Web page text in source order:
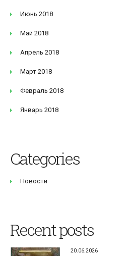
Июнь 2018
Май 2018
Апрель 2018
Март 2018
Февраль 2018
Январь 2018
Categories
Новости
Recent posts
20.06.2026